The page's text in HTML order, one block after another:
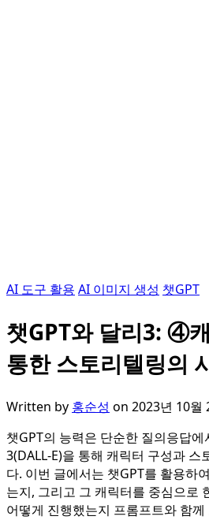
AI 도구 활용 AI 이미지 생성 챗GPT
챗GPT와 달리3: ④
통한 스토리텔링의
Written by 홍순성 on 2023년 10월
챗GPT의 능력은 단순한 질의응답에
3(DALL-E)을 통해 캐릭터 구성과 스
다. 이번 글에서는 챗GPT를 활용하
는지, 그리고 그 캐릭터를 중심으로
어떻게 진행했는지 프롬프트와 함께